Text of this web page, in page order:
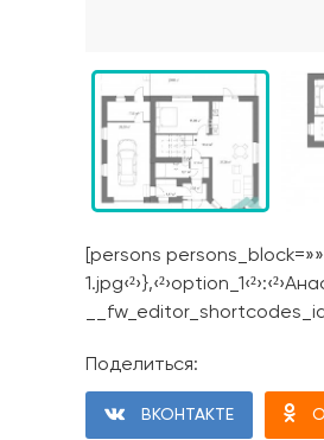
[persons persons_block=»»
Поделиться:
ВКОНТАКТЕ